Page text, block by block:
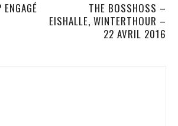
THE BOSSHOSS –
EISHALLE, WINTERTHOUR –
22 AVRIL 2016